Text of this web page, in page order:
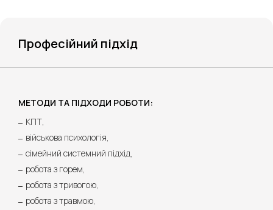
Професійний підхід
МЕТОДИ ТА ПІДХОДИ РОБОТИ:
КПТ,
військова психологія,
сімейний системний підхід,
робота з горем,
робота з тривогою,
робота з травмою,